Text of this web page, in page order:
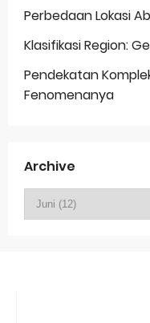
Perbedaan Lokasi
Klasifikasi Region:
Pendekatan
Fenomenanya
Archive